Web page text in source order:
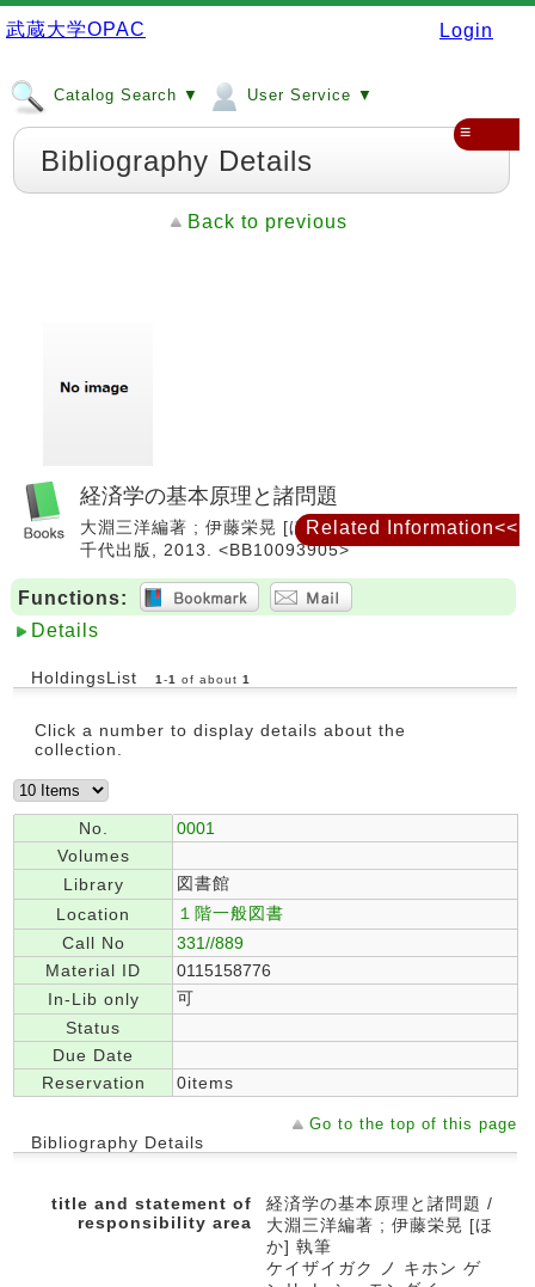
武蔵大学OPAC Login
Catalog Search ▼ User Service ▼
≡
Bibliography Details
Back to previous
経済学の基本原理と諸問題
大淵三洋編著 ; 伊藤栄晃 [ほか] 執筆. -- 増訂版. -- 八
千代出版, 2013. <BB10093905>
Functions:
Details
HoldingsList 1 -1 of about 1
Click a number to display details about the
collection.
No.
0001
Volumes
Library
図書館
Location
１階一般図書
Call No
331//889
Material ID
0115158776
In-Lib only
可
Status
Due Date
Reservation
0items
Go to the top of this page
Bibliography Details
title and statement of
responsibility area
経済学の基本原理と諸問題 /
大淵三洋編著 ; 伊藤栄晃 [ほ
か] 執筆
ケイザイガク ノ キホン ゲ
Related Information<<